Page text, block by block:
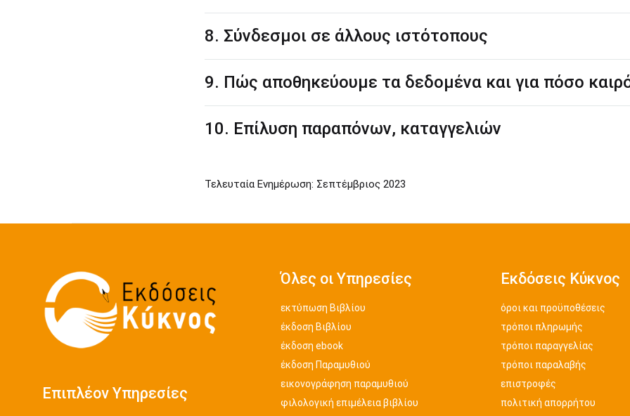
8. Σύνδεσμοι σε άλλους ιστότοπους
9. Πώς αποθηκεύουμε τα δεδομένα και για πόσο
10. Επίλυση παραπόνων, καταγγελιών
Τελευταία Ενημέρωση: Σεπτέμβριος 2023
Επιπλέον Υπηρεσίες
Όλες οι Υπηρεσίες
εκτύπωση Βιβλίου
έκδοση Βιβλίου
έκδοση ebook
έκδοση Παραμυθιού
εικονογράφηση παραμυθιού
φιλολογική επιμέλεια βιβλίου
Εκδόσεις Κύκνος
όροι και προϋποθέσεις
τρόποι πληρωμής
τρόποι παραγγελίας
τρόποι παραλαβής
επιστροφές
πολιτική απορρήτου